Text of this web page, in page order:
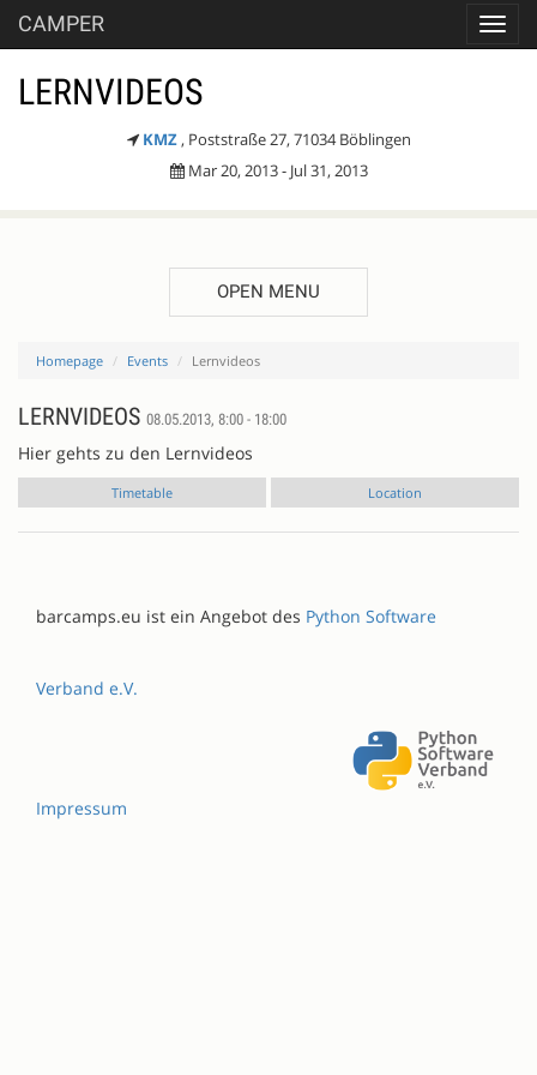
CAMPER
LERNVIDEOS
KMZ , Poststraße 27, 71034 Böblingen
Mar 20, 2013 - Jul 31, 2013
OPEN MENU
Homepage Events Lernvideos
LERNVIDEOS 08.05.2013, 8:00 - 18:00
Hier gehts zu den Lernvideos
Timetable Location
barcamps.eu ist ein Angebot des Python Software
Verband e.V.
Impressum